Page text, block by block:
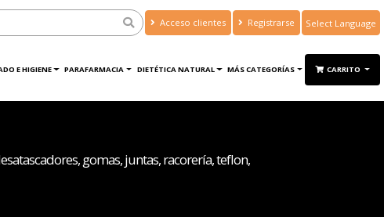
Acceso clientes Registrarse
Translate
E HIGIENE PARAFARMACIA DIETÉTICA NATURAL MÁS CATEGORÍAS CARRITO
gomas, juntas, racorería, teflon,